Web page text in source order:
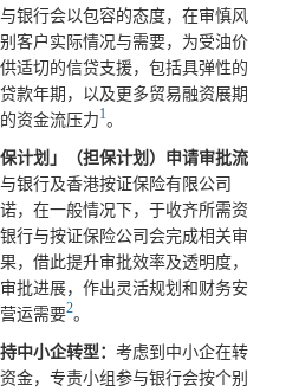
银行会以包容的态度，在审慎风
客户实际情况与需要，为受油价
适切的信贷支援，包括具弹性的
款年期，以及更多贸易融资展期
资金流压力1。
计划 」（担保计划 ）申请审批流
银行及香港按证保险有限公司
，在一般情况下，于收齐所需资
行与按证保险公司会完成相关审
，借此提升审批效率及透明度，
批进展，作出灵活规划和财务安
运需要2。
中小企转型： 考虑到中小企在转
金，专责小组参与银行会按个别